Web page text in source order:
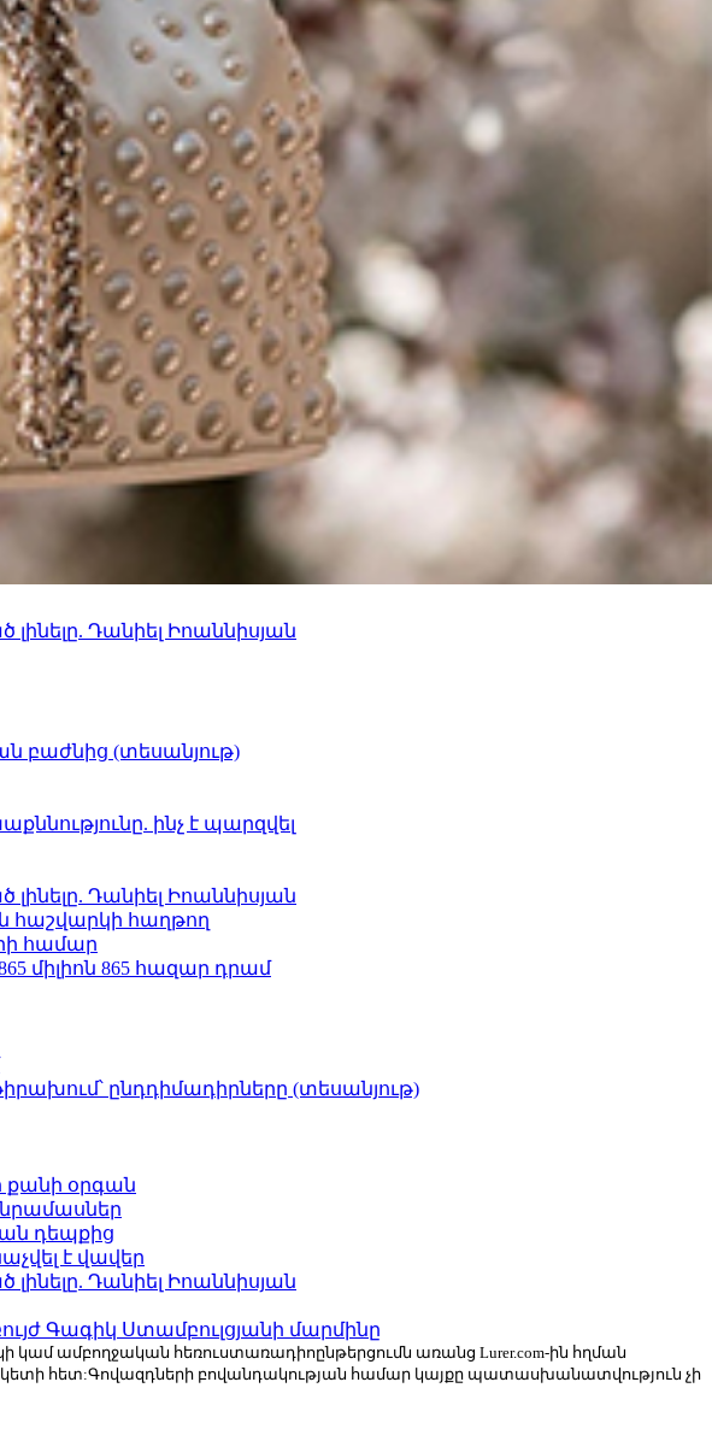
Դանիել Իոաննիսյան
բաժնից (տեսանյութ)
ինչ է պարզվել
Դանիել Իոաննիսյան
հաշվարկի հաղթող
համար
միլիոն 865 հազար դրամ
ընդդիմադիրները (տեսանյութ)
օրգան
դեպքից
է վավեր
Դանիել Իոաննիսյան
Գագիկ Ստամբուլցյանի մարմինը
կամ ամբողջական հեռուստառադիոընթերցումն առանց Lurer.com-ին հղման
հետ:Գովազդների բովանդակության համար կայքը պատասխանատվություն չի